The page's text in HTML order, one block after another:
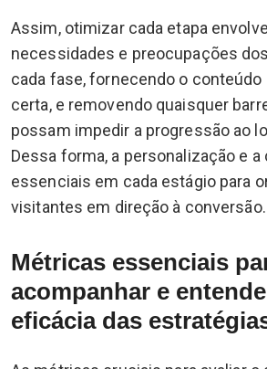
Assim, otimizar cada etapa
necessidades e preocupações
cada fase, fornecendo o conteúdo
certa, e removendo quaisquer
possam impedir a progressão ao
Dessa forma, a personalização e a
essenciais em cada estágio para
visitantes em direção à conversão.
Métricas essenciais
acompanhar e
eficácia das